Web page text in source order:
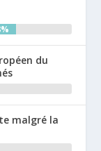
du
malgré la